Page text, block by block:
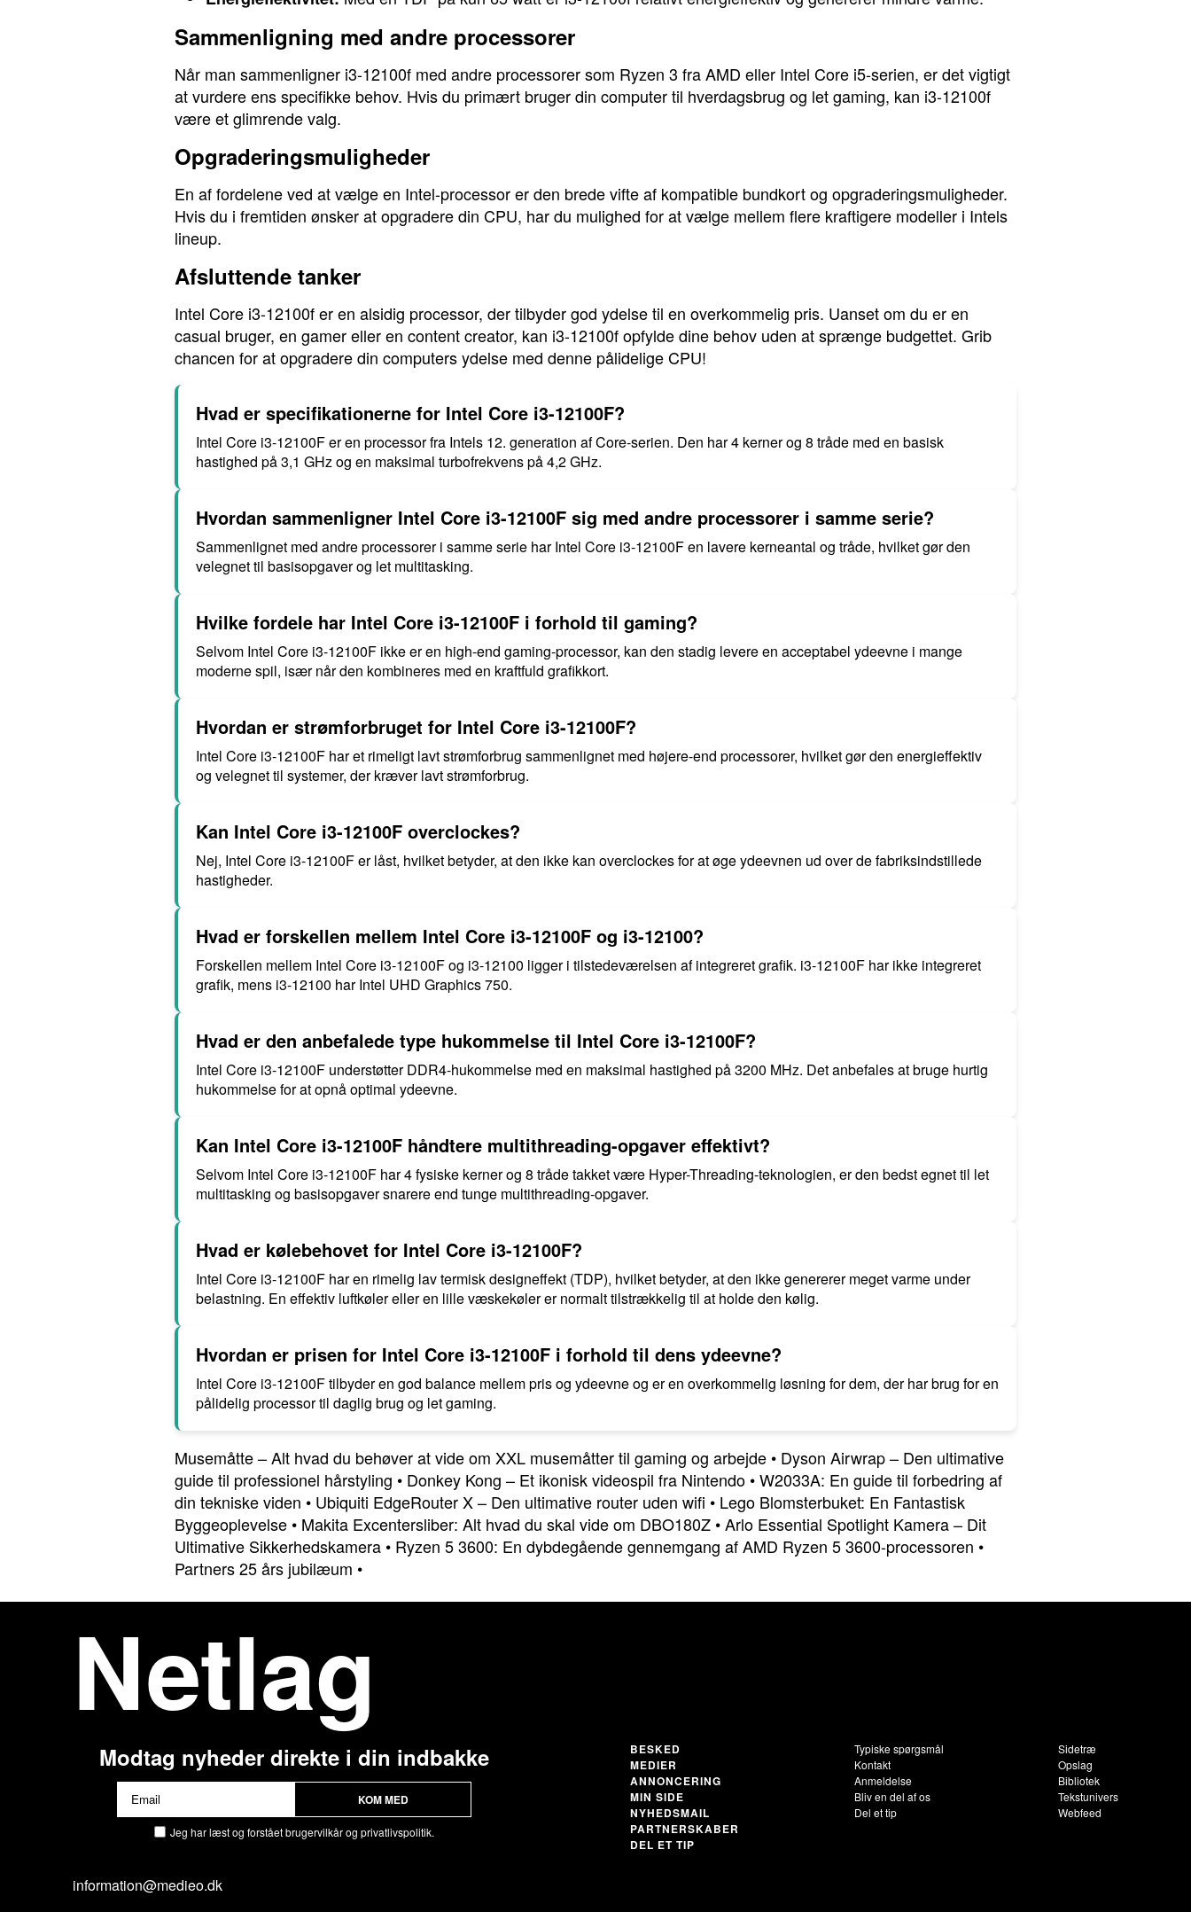
Sammenligning med andre processorer
Når man sammenligner i3-12100f med andre processorer som Ryzen 3 fra AMD eller Intel Core i5-serien, er det vigtigt
at vurdere ens specifikke behov. Hvis du primært bruger din computer til hverdagsbrug og let gaming, kan i3-12100f
være et glimrende valg.
Opgraderingsmuligheder
En af fordelene ved at vælge en Intel-processor er den brede vifte af kompatible bundkort og opgraderingsmuligheder.
Hvis du i fremtiden ønsker at opgradere din CPU, har du mulighed for at vælge mellem flere kraftigere modeller i Intels
lineup.
Afsluttende tanker
Intel Core i3-12100f er en alsidig processor, der tilbyder god ydelse til en overkommelig pris. Uanset om du er en
casual bruger, en gamer eller en content creator, kan i3-12100f opfylde dine behov uden at sprænge budgettet. Grib
chancen for at opgradere din computers ydelse med denne pålidelige CPU!
Hvad er specifikationerne for Intel Core i3-12100F?
Intel Core i3-12100F er en processor fra Intels 12. generation af Core-serien. Den har 4 kerner og 8 tråde med en basisk
hastighed på 3,1 GHz og en maksimal turbofrekvens på 4,2 GHz.
Hvordan sammenligner Intel Core i3-12100F sig med andre processorer i samme serie?
Sammenlignet med andre processorer i samme serie har Intel Core i3-12100F en lavere kerneantal og tråde, hvilket gør den
velegnet til basisopgaver og let multitasking.
Hvilke fordele har Intel Core i3-12100F i forhold til gaming?
Selvom Intel Core i3-12100F ikke er en high-end gaming-processor, kan den stadig levere en acceptabel ydeevne i mange
moderne spil, især når den kombineres med en kraftfuld grafikkort.
Hvordan er strømforbruget for Intel Core i3-12100F?
Intel Core i3-12100F har et rimeligt lavt strømforbrug sammenlignet med højere-end processorer, hvilket gør den energieffektiv
og velegnet til systemer, der kræver lavt strømforbrug.
Kan Intel Core i3-12100F overclockes?
Nej, Intel Core i3-12100F er låst, hvilket betyder, at den ikke kan overclockes for at øge ydeevnen ud over de fabriksindstillede
hastigheder.
Hvad er forskellen mellem Intel Core i3-12100F og i3-12100?
Forskellen mellem Intel Core i3-12100F og i3-12100 ligger i tilstedeværelsen af integreret grafik. i3-12100F har ikke integreret
grafik, mens i3-12100 har Intel UHD Graphics 750.
Hvad er den anbefalede type hukommelse til Intel Core i3-12100F?
Intel Core i3-12100F understøtter DDR4-hukommelse med en maksimal hastighed på 3200 MHz. Det anbefales at bruge hurtig
hukommelse for at opnå optimal ydeevne.
Kan Intel Core i3-12100F håndtere multithreading-opgaver effektivt?
Selvom Intel Core i3-12100F har 4 fysiske kerner og 8 tråde takket være Hyper-Threading-teknologien, er den bedst egnet til let
multitasking og basisopgaver snarere end tunge multithreading-opgaver.
Hvad er kølebehovet for Intel Core i3-12100F?
Intel Core i3-12100F har en rimelig lav termisk designeffekt (TDP), hvilket betyder, at den ikke genererer meget varme under
belastning. En effektiv luftkøler eller en lille væskekøler er normalt tilstrækkelig til at holde den kølig.
Hvordan er prisen for Intel Core i3-12100F i forhold til dens ydeevne?
Intel Core i3-12100F tilbyder en god balance mellem pris og ydeevne og er en overkommelig løsning for dem, der har brug for en
pålidelig processor til daglig brug og let gaming.
Musemåtte – Alt hvad du behøver at vide om XXL musemåtter til gaming og arbejde • Dyson Airwrap – Den ultimative
guide til professionel hårstyling • Donkey Kong – Et ikonisk videospil fra Nintendo •W2033A: En guide til forbedring af
din tekniske viden • Ubiquiti EdgeRouter X – Den ultimative router uden wifi • Lego Blomsterbuket: En Fantastisk
Byggeoplevelse • Makita Excentersliber: Alt hvad du skal vide om DBO180Z •Arlo Essential Spotlight Kamera – Dit
Ultimative Sikkerhedskamera • Ryzen 5 3600: En dybdegående gennemgang af AMD Ryzen 5 3600-processoren •
Partners 25 års jubilæum •
Netlag
Modtag nyheder direkte i din indbakke
KOM MED
Jeg har læst og forstået brugervilkår og privatlivspolitik.
BESKED
MEDIER
ANNONCERING
MIN SIDE
NYHEDSMAIL
PARTNERSKABER
DEL ET TIP
Typiske spørgsmål
Kontakt
Anmeldelse
Bliv en del af os
Del et tip
Sidetræ
Opslag
Bibliotek
Tekstunivers
Webfeed
information@medieo.dk